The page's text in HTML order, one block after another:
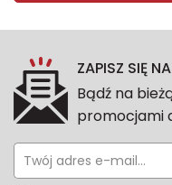
ZAPISZ SIĘ
Bądź na
promocjami